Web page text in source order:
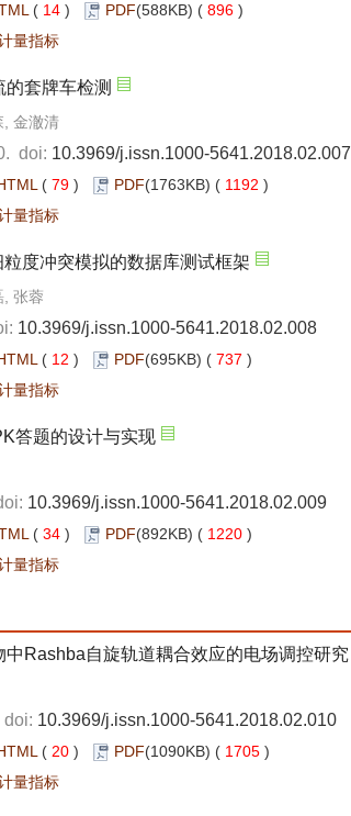
( 14 ) PDF(588KB) ( 896 )
量指标
套牌车检测
, 金澈清
doi: 10.3969/j.issn.1000-5641.2018.02.007
( 79 ) PDF(1763KB) ( 1192 )
量指标
度冲突模拟的数据库测试框架
, 张蓉
10.3969/j.issn.1000-5641.2018.02.008
( 12 ) PDF(695KB) ( 737 )
量指标
答题的设计与实现
10.3969/j.issn.1000-5641.2018.02.009
( 34 ) PDF(892KB) ( 1220 )
量指标
中Rashba自旋轨道耦合效应的电场调控研究
10.3969/j.issn.1000-5641.2018.02.010
( 20 ) PDF(1090KB) ( 1705 )
量指标